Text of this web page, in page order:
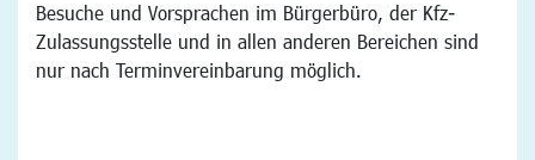
Besuche und Vorsprachen im Bürgerbüro, der Kfz-
Zulassungsstelle und in allen anderen Bereichen sind
nur nach Terminvereinbarung möglich.